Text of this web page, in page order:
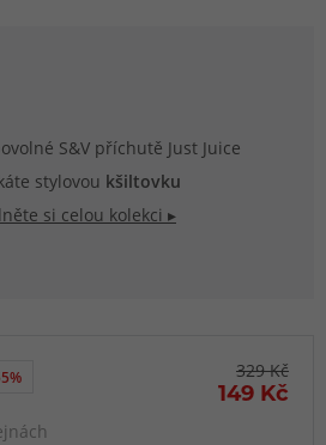
S&V příchutě Just Juice
stylovou kšiltovku
si celou kolekci ▸
329 Kč
149 Kč